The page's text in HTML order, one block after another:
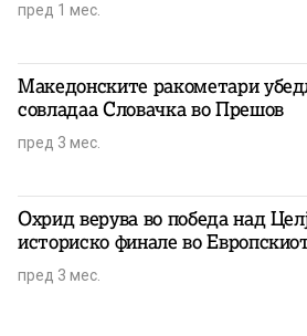
пред 1 мес.
Македонските ракометари
совладаа Словачка во Прешов
пред 3 мес.
Охрид верува во победа над
историско финале во
пред 3 мес.